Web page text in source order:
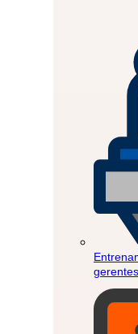
gerentes